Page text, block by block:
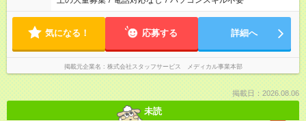
気になる！ 応募する 詳細へ
掲載元企業名 株式会社スタッフサービス メディカル事業本部
掲載日：2026.08.06
未読